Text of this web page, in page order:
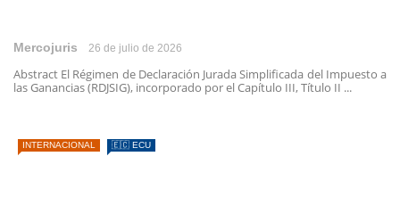
Mercojuris 26 de julio de 2026
Abstract El Régimen de Declaración Jurada Simplificada del Impuesto a
las Ganancias (RDJSIG), incorporado por el Capítulo III, Título II ...
INTERNACIONAL 🇪🇨 ECU